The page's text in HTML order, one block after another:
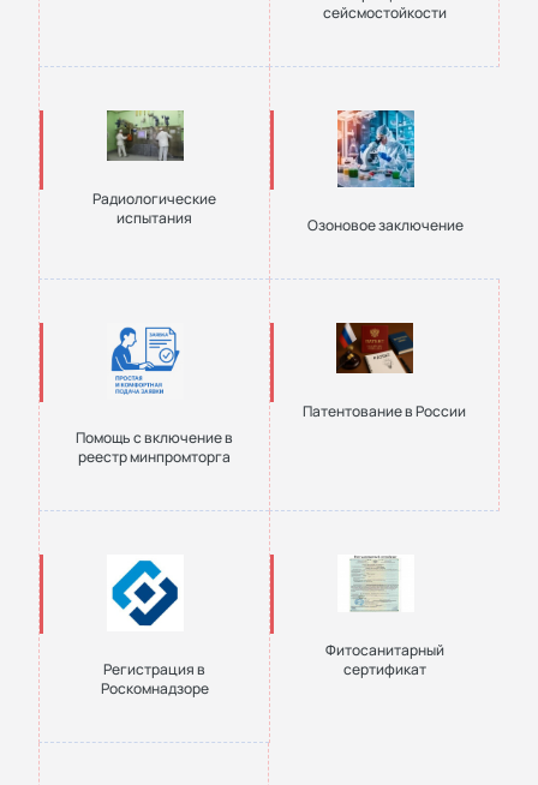
сейсмостойкости
Радиологические
испытания
Озоновое заключение
Помощь с включение в
реестр минпромторга
Патентование в России
Регистрация в
Роскомнадзоре
Фитосанитарный
сертификат